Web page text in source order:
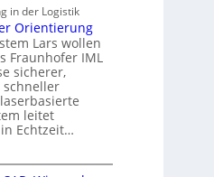
in der Logistik
Orientierung
Lars wollen
Fraunhofer IML
sicherer,
leitet
Echtzeit…